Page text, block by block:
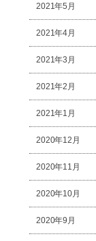
2021年5月
2021年4月
2021年3月
2021年2月
2021年1月
2020年12月
2020年11月
2020年10月
2020年9月